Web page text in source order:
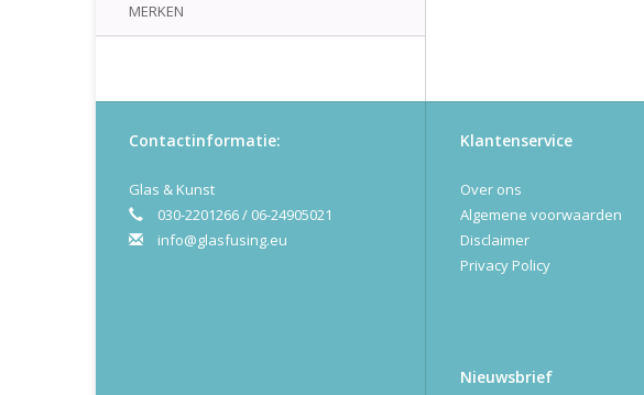
MERKEN
Contactinformatie:
Glas & Kunst
030-2201266 / 06-24905021
info@glasfusing.eu
Klantenservice
Over ons
Algemene voorwaarden
Disclaimer
Privacy Policy
Nieuwsbrief